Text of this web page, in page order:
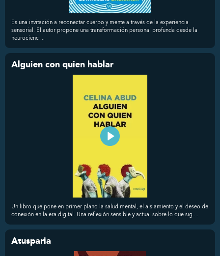
Es una invitación a reconectar cuerpo y mente a través de la experiencia
sensorial. El autor propone una transformación personal profunda desde la
neurocienc ...
Alguien con quien hablar
Un libro que pone en primer plano la salud mental, el aislamiento y el deseo de
conexión en la era digital. Una reflexión sensible y actual sobre lo que sig ...
Atusparia